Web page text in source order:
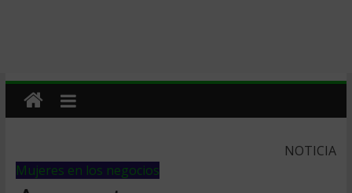
NOTICIA
Mujeres en los negocios